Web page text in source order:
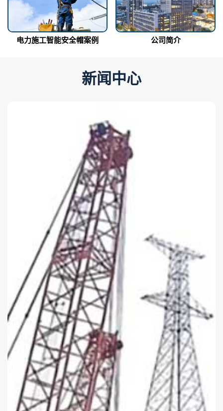
电力施工智能安全帽案例 公司简介
新闻中心